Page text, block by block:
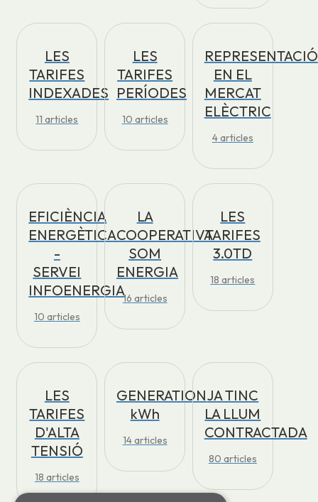
LES
TARIFES
INDEXADES
11 articles
LES
TARIFES
PERÍODES
10 articles
REPRESENTACIÓ
EN EL
MERCAT
ELÈCTRIC
4articles
EFICIÈNCIA
ENERGÈTICA
-
SERVEI
INFOENERGIA
10 articles
LA
COOPERATIVA
SOM
ENERGIA
16 articles
LES
TARIFES
3.0TD
18 articles
LES
TARIFES
D'ALTA
TENSIÓ
18 articles
GENERATION
kWh
14articles
JA TINC
LA LLUM
CONTRACTADA
80 articles